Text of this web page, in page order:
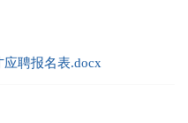
聘报名表.docx